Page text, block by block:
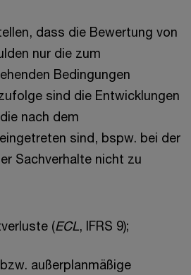
dass die Bewertung von
nur die zum
Bedingungen
sind die Entwicklungen
nach dem
sind, bspw. bei der
Sachverhalte nicht zu
(ECL, IFRS 9);
außerplanmäßige